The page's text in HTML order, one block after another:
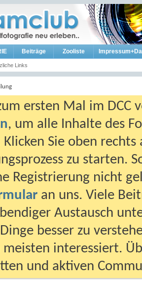
Links
Beiträge Zooliste
ersten Mal im DCC
, um alle Inhalte des
Klicken Sie oben
zu starten.
Registrierung nicht
an uns. Viele
Austausch
besser zu
meisten interessiert.
und aktiven